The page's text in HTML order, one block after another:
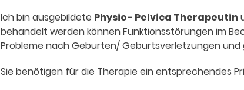
Ich bin ausgebildete Physio- Pelvica Therapeutin
behandelt werden können Funktionsstörungen im
Probleme nach Geburten/ Geburtsverletzungen
Sie benötigen für die Therapie ein entsprechendes